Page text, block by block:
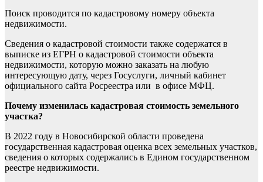
Поиск проводится по кадастровому номеру объекта
недвижимости.
Сведения о кадастровой стоимости также содержатся в
выписке из ЕГРН о кадастровой стоимости объекта
недвижимости, которую можно заказать на любую
интересующую дату, через Госуслуги, личный кабинет
официального сайта Росреестра или в офисе МФЦ.
Почему изменилась кадастровая стоимость земельного
участка?
В 2022 году в Новосибирской области проведена
государственная кадастровая оценка всех земельных участков,
сведения о которых содержались в Едином государственном
реестре недвижимости.